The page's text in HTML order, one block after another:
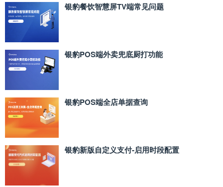
银豹餐饮智慧屏TV端常见问题
银豹POS端外卖兜底厨打功能
银豹POS端全店单据查询
银豹新版自定义支付‑启用时段配置